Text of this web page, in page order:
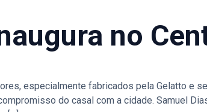
no
especialmente fabricados pela Gelatto e
do casal com a cidade. Samuel